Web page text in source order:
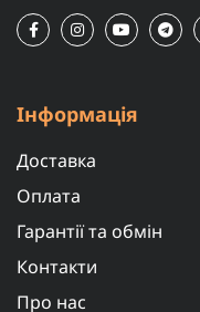
Інформація
Доставка
Оплата
Гарантії та обмін
Контакти
Про нас